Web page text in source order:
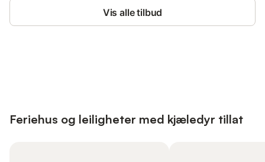
Vis alle tilbud
Feriehus og leiligheter med kjæledyr tillat